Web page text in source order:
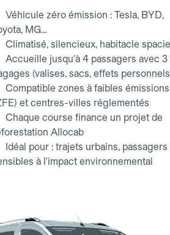
Véhicule zéro émission : Tesla, BYD,
MG...
Climatisé, silencieux, habitacle
Accueille jusqu'à 4 passagers avec 3
(valises, sacs, effets
Compatible zones à faibles émissions
et centres-villes réglementés
Chaque course finance un projet de
Allocab
Idéal pour : trajets urbains, passagers
à l'impact environnemental